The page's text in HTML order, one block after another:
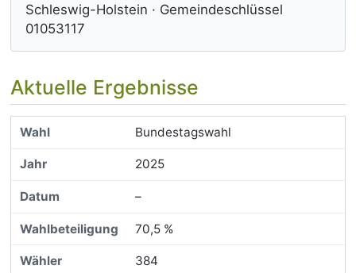
Schleswig-Holstein · Gemeindeschlüssel
01053117
Aktuelle Ergebnisse
Bundestagswahl
2025
–
70,5 %
384